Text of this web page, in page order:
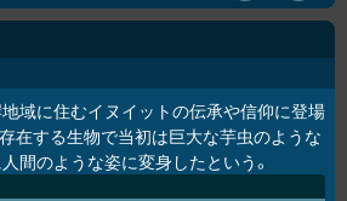
域に住むイヌイットの伝承や信仰に登場
在する生物で当初は巨大な芋虫のような
間のような姿に変身したという。